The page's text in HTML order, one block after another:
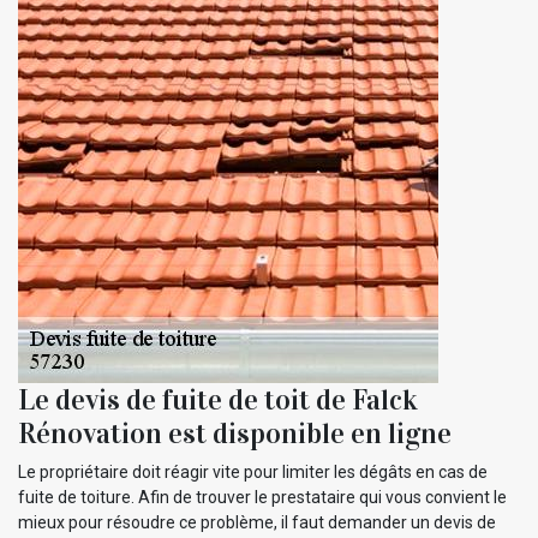
Le devis de fuite de toit de Falck
Rénovation est disponible en ligne
Le propriétaire doit réagir vite pour limiter les dégâts en cas de
fuite de toiture. Afin de trouver le prestataire qui vous convient le
mieux pour résoudre ce problème, il faut demander un devis de